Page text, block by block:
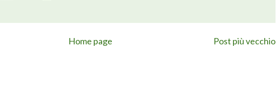
Post più vecchio
Home page